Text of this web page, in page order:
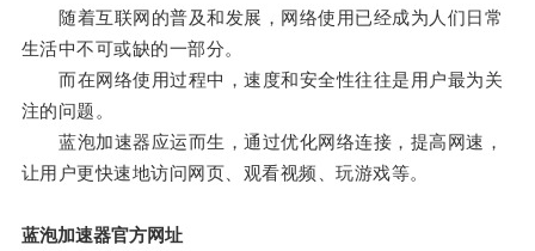
随着互联网的普及和发展，网络使用已经成为人们日常
生活中不可或缺的一部分。
而在网络使用过程中，速度和安全性往往是用户最为关
注的问题。
蓝泡加速器应运而生，通过优化网络连接，提高网速，
让用户更快速地访问网页、观看视频、玩游戏等。
蓝泡加速器官方网址